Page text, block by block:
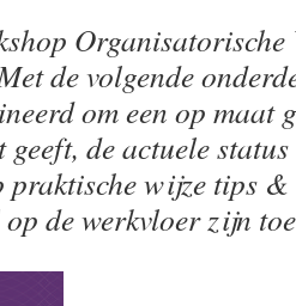
de volgende
om een op maat
de actuele
praktische wijze tips
de werkvloer zijn